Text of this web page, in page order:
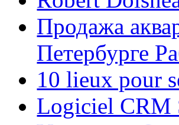
Продажа
Петербурге
10 lieux pour
Logiciel CRM